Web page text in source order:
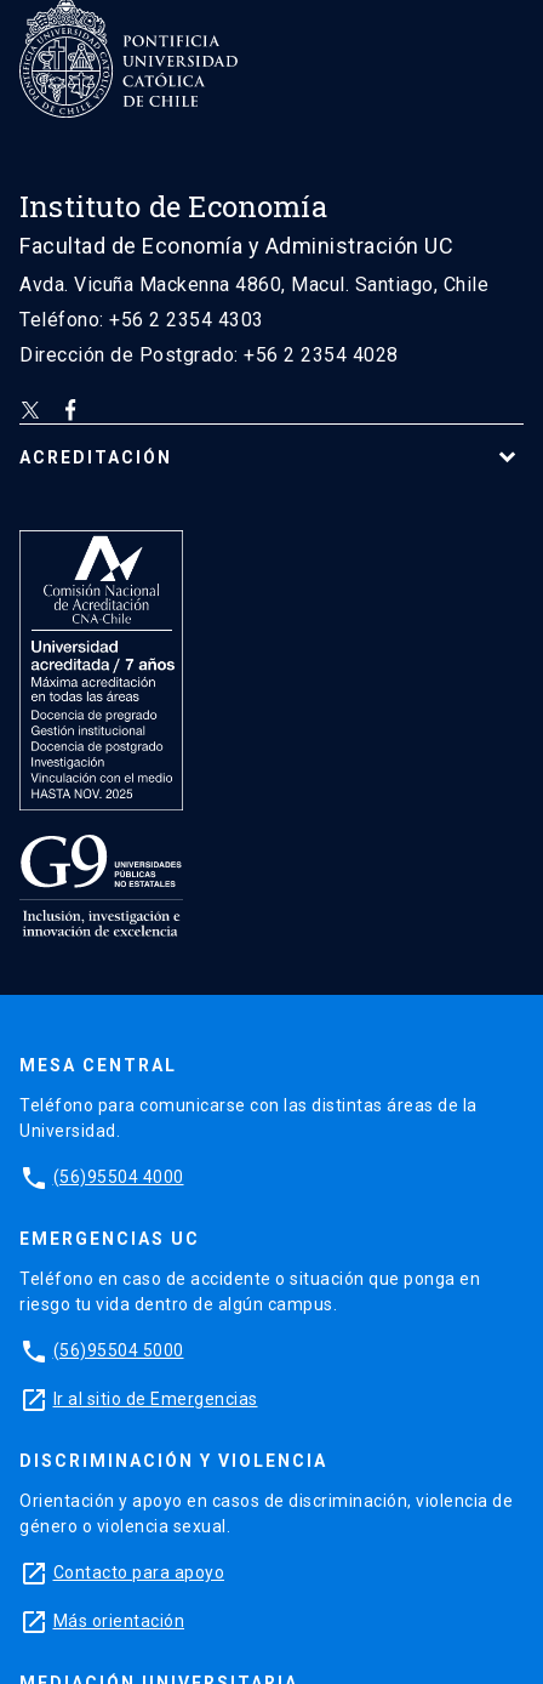
Instituto de Economía
Facultad de Economía y Administración UC
Avda. Vicuña Mackenna 4860, Macul. Santiago, Chile
Teléfono: +56 2 2354 4303
Dirección de Postgrado: +56 2 2354 4028
ACREDITACIÓN
MESA CENTRAL
Teléfono para comunicarse con las distintas áreas de la
Universidad.
phone (56)95504 4000
EMERGENCIAS UC
Teléfono en caso de accidente o situación que ponga en
riesgo tu vida dentro de algún campus.
phone (56)95504 5000
launch Ir al sitio de Emergencias
DISCRIMINACIÓN Y VIOLENCIA
Orientación y apoyo en casos de discriminación, violencia de
género o violencia sexual.
launch Contacto para apoyo
launch Más orientación